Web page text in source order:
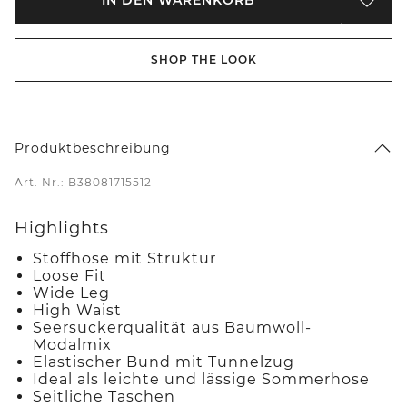
SHOP THE LOOK
Produktbeschreibung
Art. Nr.: B38081715512
Highlights
Stoffhose mit Struktur
Loose Fit
Wide Leg
High Waist
Seersuckerqualität aus Baumwoll-
Modalmix
Elastischer Bund mit Tunnelzug
Ideal als leichte und lässige Sommerhose
Seitliche Taschen